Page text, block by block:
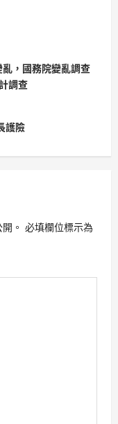
，國務院變亂調查
調查
護險
。 必填欄位標示為